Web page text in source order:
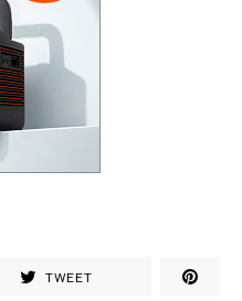
TWEET